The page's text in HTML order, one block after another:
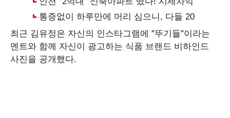
최근 김유정은 자신의 인스타그램에 "뚜기들"이라는
멘트와 함께 자신이 광고하는 식품 브랜드 비하인드
사진을 공개했다.